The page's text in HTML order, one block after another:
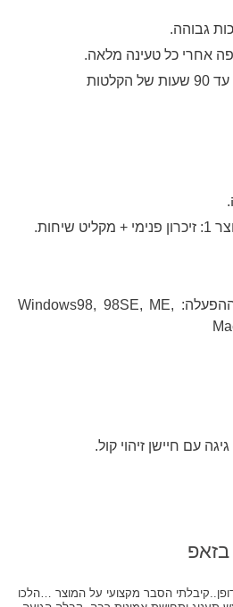
גבוהה.
מתאים לכל מערכות ההפעלה: Windows98, 98SE, ME,
בזאפ
הסבר מקצועי על המוצר …הלכו